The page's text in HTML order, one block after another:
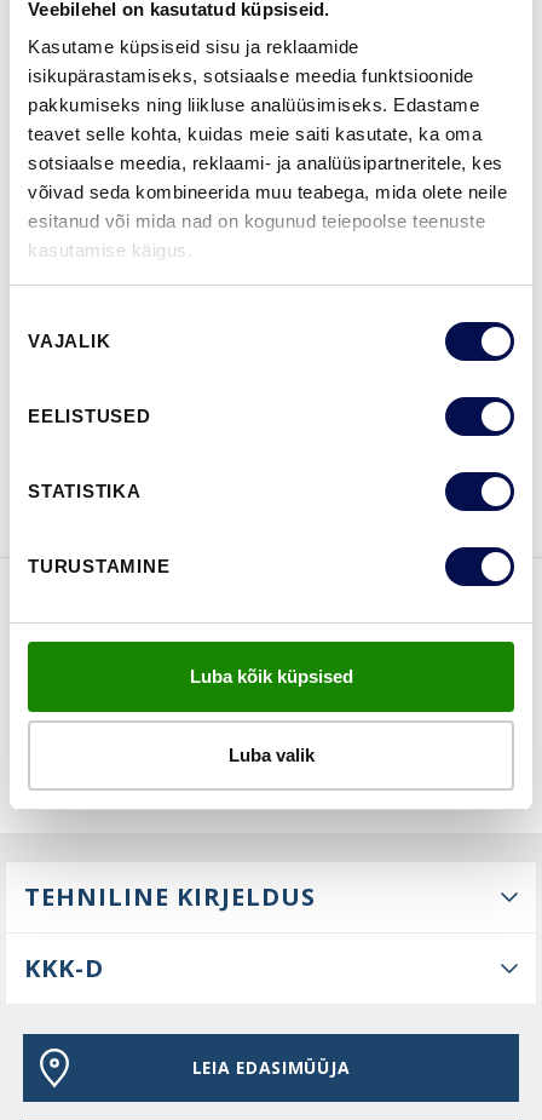
Veebilehel on kasutatud küpsiseid.
Kasutame küpsiseid sisu ja reklaamide
isikupärastamiseks, sotsiaalse meedia funktsioonide
pakkumiseks ning liikluse analüüsimiseks. Edastame
teavet selle kohta, kuidas meie saiti kasutate, ka oma
sotsiaalse meedia, reklaami- ja analüüsipartneritele, kes
võivad seda kombineerida muu teabega, mida olete neile
esitanud või mida nad on kogunud teiepoolse teenuste
kasutamise käigus.
valik
VAJALIK
EELISTUSED
STATISTIKA
TURUSTAMINE
Luba kõik küpsised
Luba valik
ROHKEM
MÕÕDUD
BROŠÜÜRE
ühendust
FUNKTSIOONID
TEHNILINE KIRJELDUS
KKK-D
LEIA EDASIMÜÜJA